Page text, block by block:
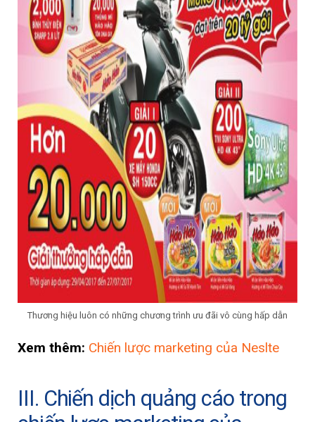
Thương hiệu luôn có những chương trình ưu đãi vô cùng hấp dẫn
Xem thêm: Chiến lược marketing của Neslte
III. Chiến dịch quảng cáo trong